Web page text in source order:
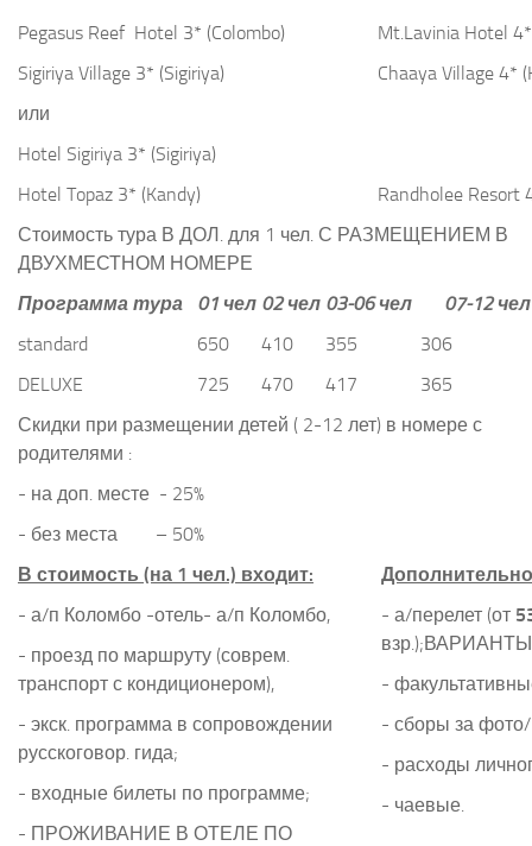
Pegasus Reef Hotel 3* (Colombo)
Mt.Lavinia Hotel
Sigiriya Village 3* (Sigiriya)
или
Hotel Sigiriya 3* (Sigiriya)
Chaaya Village 4*
Hotel Topaz 3* (Kandy) Randholee Resort
Стоимость тура В ДОЛ. для 1 чел. С РАЗМЕЩЕНИЕМ В
ДВУХМЕСТНОМ НОМЕРЕ
Программа тура
01чел 02чел 03-06 чел 07-12 чел
standard
650 410 355
306
DELUXE
725 470 417
365
Скидки при размещении детей ( 2-12 лет) в номере с
родителями :
- на доп. месте - 25%
- без места
– 50%
В стоимость (на 1 чел.) входит:
- а/п Коломбо -отель- а/п Коломбо,
- проезд по маршруту (соврем.
транспорт с кондиционером),
- экск. программа в сопровождении
русскоговор. гида;
- входные билеты по программе;
- ПРОЖИВАНИЕ В ОТЕЛЕ ПО
- а/перелет (от
взр
-
- сборы за
- расходы
- чаевые.